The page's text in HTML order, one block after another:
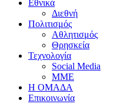
Εθνικά
Διεθνή
Πολιτισμός
Αθλητισμός
Θρησκεία
Τεχνολογία
Social Media
ΜΜΕ
Η ΟΜΑΔΑ
Επικοινωνία